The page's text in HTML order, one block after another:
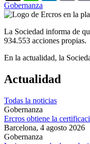
Gobernanza
La Sociedad informa de
934.553 acciones propias.
En la actualidad, la
Actualidad
Todas la noticias
Gobernanza
Ercros obtiene la
Barcelona, 4 agosto 2026
Gobernanza